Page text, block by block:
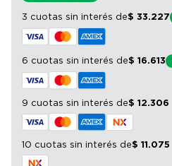
3 cuotas sin interés de$ 33.227
6 cuotas sin interés de$ 16.613
9 cuotas sin interés de$ 12.306
10 cuotas sin interés de$ 11 .075